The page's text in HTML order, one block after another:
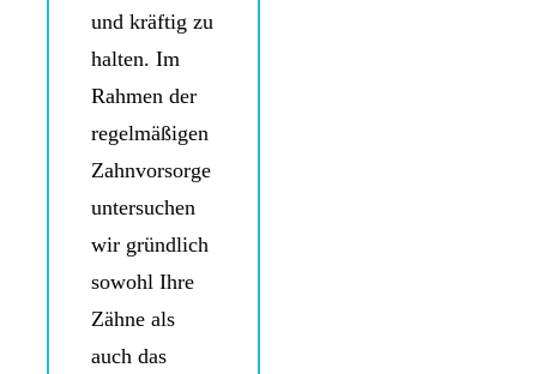
und kräftig zu
halten. Im
Rahmen der
regelmäßigen
Zahnvorsorge
untersuchen
wir gründlich
sowohl Ihre
Zähne als
auch das